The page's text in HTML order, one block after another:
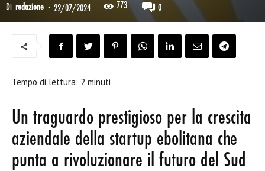
Di redazione - 22/07/2024 773 0
Tempo di lettura: 2 minuti
Un traguardo prestigioso per la crescita
aziendale della startup ebolitana che
punta a rivoluzionare il futuro del Sud